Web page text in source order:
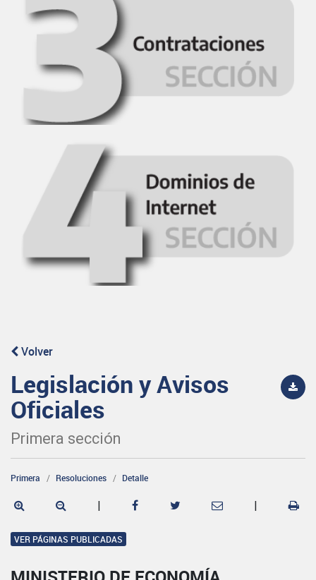
Volver
Legislación y Avisos
Oficiales
Primera sección
Primera Resoluciones Detalle
| |
VER PÁGINAS PUBLICADAS